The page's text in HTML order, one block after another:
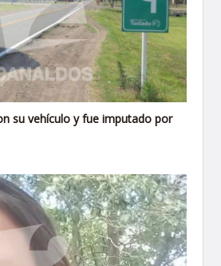
su vehículo y fue imputado por